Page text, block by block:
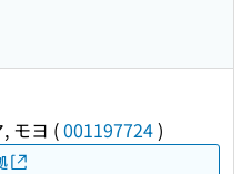
モヨ (001197724)